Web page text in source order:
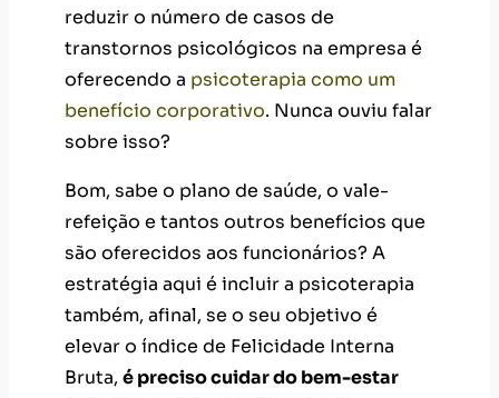
reduzir o número de casos de
transtornos psicológicos na empresa é
oferecendo a psicoterapia como um
benefício corporativo. Nunca ouviu falar
sobre isso?
Bom, sabe o plano de saúde, o vale-
refeição e tantos outros benefícios que
são oferecidos aos funcionários? A
estratégia aqui é incluir a psicoterapia
também, afinal, se o seu objetivo é
elevar o índice de Felicidade Interna
Bruta, é preciso cuidar do bem-estar